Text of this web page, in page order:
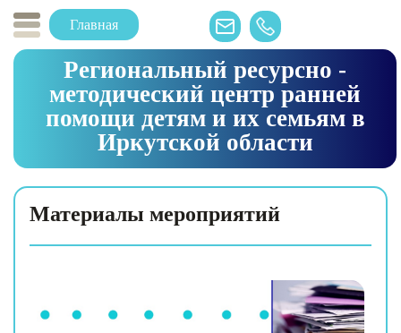
Главная
Региональный ресурсно -
методический центр ранней
помощи детям и их семьям в
Иркутской области
Материалы мероприятий